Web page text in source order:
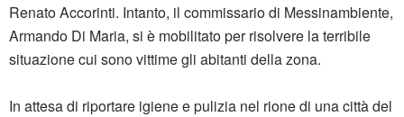
Renato Accorinti. Intanto, il commissario di Messinambiente,
Armando Di Maria, si è mobilitato per risolvere la terribile
situazione cui sono vittime gli abitanti della zona.
In attesa di riportare igiene e pulizia nel rione di una città del